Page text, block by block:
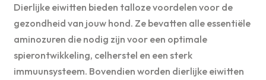
Dierlijke eiwitten bieden talloze voordelen voor de
gezondheid van jouw hond. Ze bevatten alle essentiële
aminozuren die nodig zijn voor een optimale
spierontwikkeling, celherstel en een sterk
immuunsysteem. Bovendien worden dierlijke eiwitten